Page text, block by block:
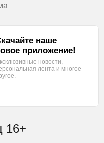
16+
наше
приложение!
новости,
лента и многое